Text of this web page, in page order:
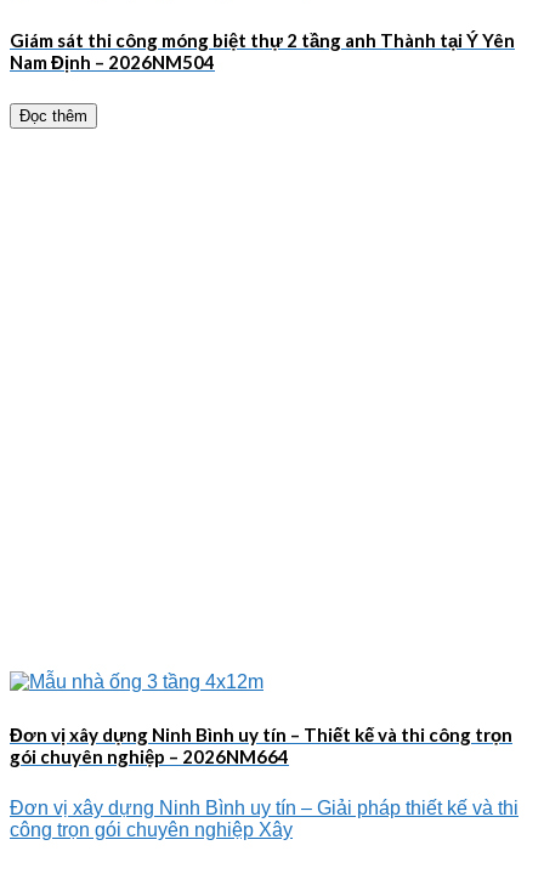
Giám sát thi công móng biệt thự 2 tầng anh Thành tại Ý Yên
Nam Định – 2026NM504
Đọc thêm
Đơn vị xây dựng Ninh Bình uy tín – Thiết kế và thi công trọn
gói chuyên nghiệp – 2026NM664
Đơn vị xây dựng Ninh Bình uy tín – Giải pháp thiết kế và thi
công trọn gói chuyên nghiệp Xây